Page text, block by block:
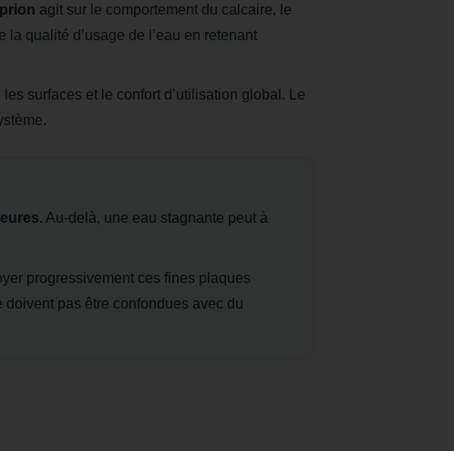
agit sur le comportement du calcaire, le
la qualité d’usage de l’eau en retenant
surfaces et le confort d’utilisation global. Le
. Au-delà, une eau stagnante peut à
progressivement ces fines plaques
pas être confondues avec du